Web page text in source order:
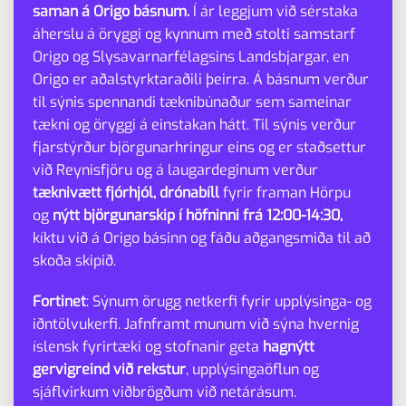
saman á Origo básnum. Í ár leggjum við sérstaka
áherslu á öryggi og kynnum með stolti samstarf
Origo og Slysavarnarfélagsins Landsbjargar, en
Origo er aðalstyrktaraðili þeirra. Á básnum verður
til sýnis spennandi tæknibúnaður sem sameinar
tækni og öryggi á einstakan hátt. Til sýnis verður
fjarstýrður björgunarhringur eins og er staðsettur
við Reynisfjöru og á laugardeginum verður
tæknivætt fjórhjól, drónabíllfyrir framan Hörpu
og nýtt björgunarskip í höfninni frá 12:00-14:30,
kíktu við á Origo básinn og fáðu aðgangsmiða til að
skoða skipið.
Fortinet: Sýnum örugg netkerfi fyrir upplýsinga- og
iðntölvukerfi. Jafnframt munum við sýna hvernig
íslensk fyrirtæki og stofnanir geta hagnýtt
gervigreind við rekstur, upplýsingaöflun og
sjáflvirkum viðbrögðum við netárásum.